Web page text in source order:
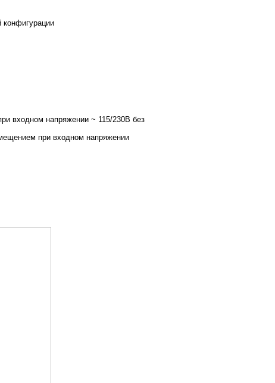
конфигурации
входном напряжении ~ 115/230В без
при входном напряжении